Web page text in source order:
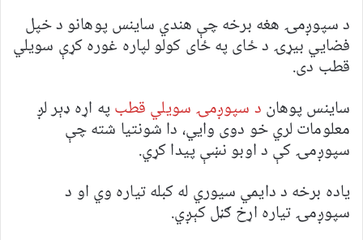
د سپوږمۍ هغه برخه چې هندي ساینس پوهانو د خپل
فضايي بیړۍ د ځای په ځای کولو لپاره غوره کړې سویلي
قطب دی.
ساينس پوهان د سپوږمۍ سویلي قطبپه اړه ډېر لږ
معلومات لري خو دوی وايي، دا شونتیا شته چې
سپوږمۍ کې د اوبو نښې پیدا کړي.
یاده برخه د دایمي سیوري له کبله تیاره وي او د
سپوږمۍ تیاره اړخ ګڼل کېږي.